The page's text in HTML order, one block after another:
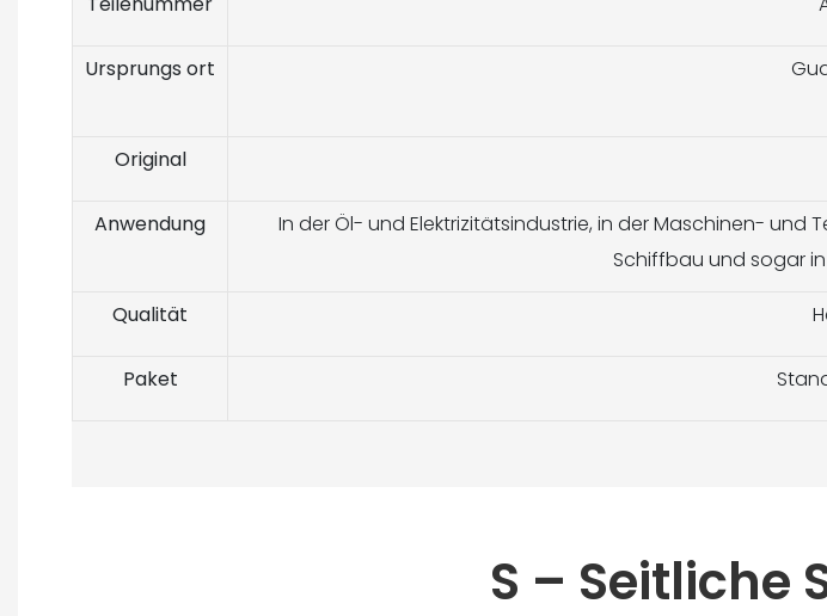
Ursprungs ort
Original
Anwendung
In der Öl- und Elektrizitätsindustrie, in der Maschinen- und
Schiffbau und sogar
Qualität
Paket
S – Seitliche